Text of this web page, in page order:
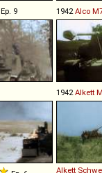
Ep. 9 1942Alco
1942Alkett
Alkett